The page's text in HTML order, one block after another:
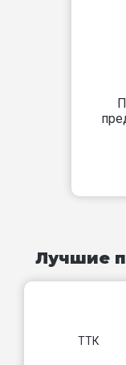
Лучшие
ТТК